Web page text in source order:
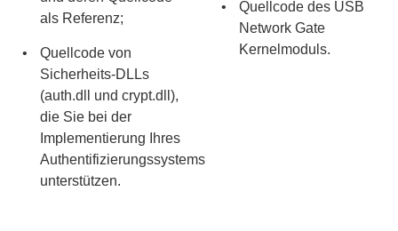
als Referenz;
Quellcode von
Sicherheits-DLLs
(auth.dll und crypt.dll),
die Sie bei der
Implementierung Ihres
Authentifizierungssystems
unterstützen.
Quellcode des USB
Network Gate
Kernelmoduls.